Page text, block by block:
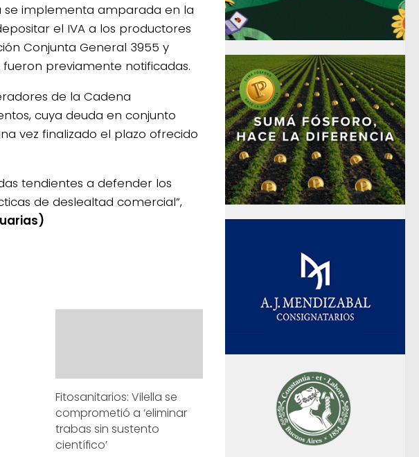
se implementa amparada en la
el IVA a los productores
Conjunta General 3955 y
fueron previamente notificadas.
de la Cadena
cuya deuda en conjunto
vez finalizado el plazo ofrecido
tendientes a defender los
de deslealtad comercial”,
Fitosanitarios: Vilella se
comprometió a ‘eliminar
trabas sin sustento
científico’